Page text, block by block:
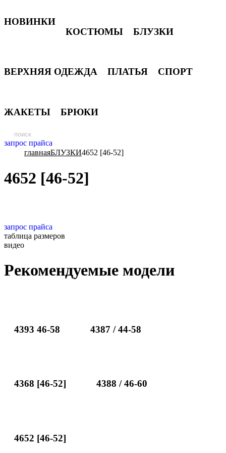
НОВИНКИ
КОСТЮМЫ
БЛУЗКИ
ВЕРХНЯЯ ОДЕЖДА ПЛАТЬЯ СПОРТ
ЖАКЕТЫ БРЮКИ
запрос прайса
главнаяБЛУЗКИ4652 [46-52]
4652 [46-52]
запрос прайса
таблица размеров
видео
Рекомендуемые модели
4393 46-58 4387 / 44-58
4368 [46-52] 4388 / 46-60
4652 [46-52]